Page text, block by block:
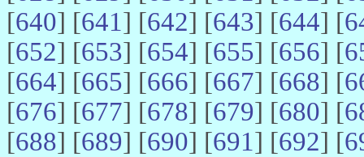
[640] [641] [642] [643] [644] [
[652] [653] [654] [655] [656] [
[664] [665] [666] [667] [668] [
[676] [677] [678] [679] [680] [
[688] [689] [690] [691] [692] [